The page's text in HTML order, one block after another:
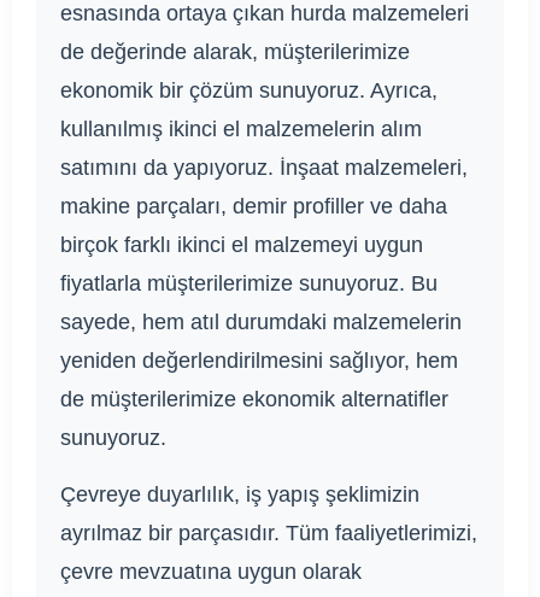
esnasında ortaya çıkan hurda malzemeleri
de değerinde alarak, müşterilerimize
ekonomik bir çözüm sunuyoruz. Ayrıca,
kullanılmış ikinci el malzemelerin alım
satımını da yapıyoruz. İnşaat malzemeleri,
makine parçaları, demir profiller ve daha
birçok farklı ikinci el malzemeyi uygun
fiyatlarla müşterilerimize sunuyoruz. Bu
sayede, hem atıl durumdaki malzemelerin
yeniden değerlendirilmesini sağlıyor, hem
de müşterilerimize ekonomik alternatifler
sunuyoruz.
Çevreye duyarlılık, iş yapış şeklimizin
ayrılmaz bir parçasıdır. Tüm faaliyetlerimizi,
çevre mevzuatına uygun olarak